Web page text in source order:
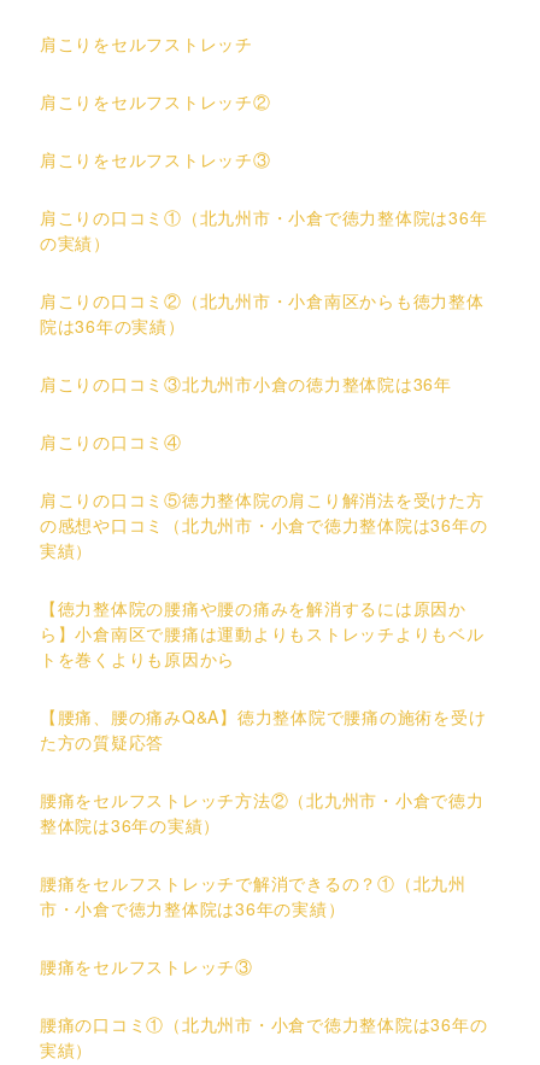
肩こりをセルフストレッチ
肩こりをセルフストレッチ②
肩こりをセルフストレッチ③
肩こりの口コミ①（北九州市・小倉で徳力整体院は36年
の実績）
肩こりの口コミ②（北九州市・小倉南区からも徳力整体
院は36年の実績）
肩こりの口コミ③北九州市小倉の徳力整体院は36年
肩こりの口コミ④
肩こりの口コミ⑤徳力整体院の肩こり解消法を受けた方
の感想や口コミ（北九州市・小倉で徳力整体院は36年の
実績）
【徳力整体院の腰痛や腰の痛みを解消するには原因か
ら】小倉南区で腰痛は運動よりもストレッチよりもベル
トを巻くよりも原因から
【腰痛、腰の痛みQ&A】徳力整体院で腰痛の施術を受け
た方の質疑応答
腰痛をセルフストレッチ方法②（北九州市・小倉で徳力
整体院は36年の実績）
腰痛をセルフストレッチで解消できるの？①（北九州
市・小倉で徳力整体院は36年の実績）
腰痛をセルフストレッチ③
腰痛の口コミ①（北九州市・小倉で徳力整体院は36年の
実績）